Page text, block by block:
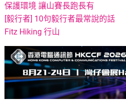
保護環境 讓山賽長跑長有
[毅行者] 10句毅行者最常說的話
Fitz Hiking 行山